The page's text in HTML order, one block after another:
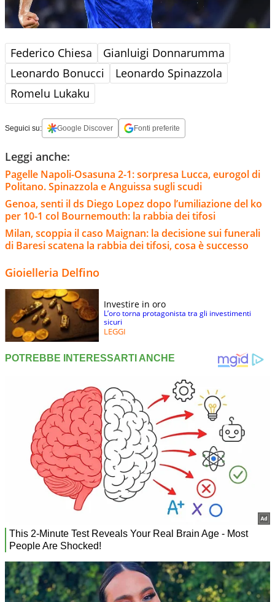
Federico Chiesa
Gianluigi Donnarumma
Leonardo Bonucci
Leonardo Spinazzola
Romelu Lukaku
Seguici su: Google Discover Fonti preferite
Leggi anche:
Pagelle Napoli-Osasuna 2-1: sorpresa Lucca, eurogol di
Politano. Spinazzola e Anguissa sugli scudi
Genoa, senti il ds Diego Lopez dopo l’umiliazione del ko
per 10-1 col Bournemouth: la rabbia dei tifosi
Milan, scoppia il caso Maignan: la decisione sui funerali
di Baresi scatena la rabbia dei tifosi, cosa è successo
Gioielleria Delfino
Investire in oro
L’oro torna protagonista tra gli investimenti
sicuri
LEGGI